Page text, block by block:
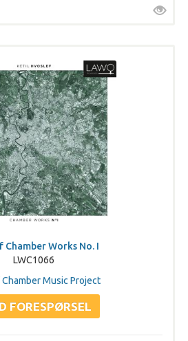
Chamber Works No. I
LWC1066
Music Project